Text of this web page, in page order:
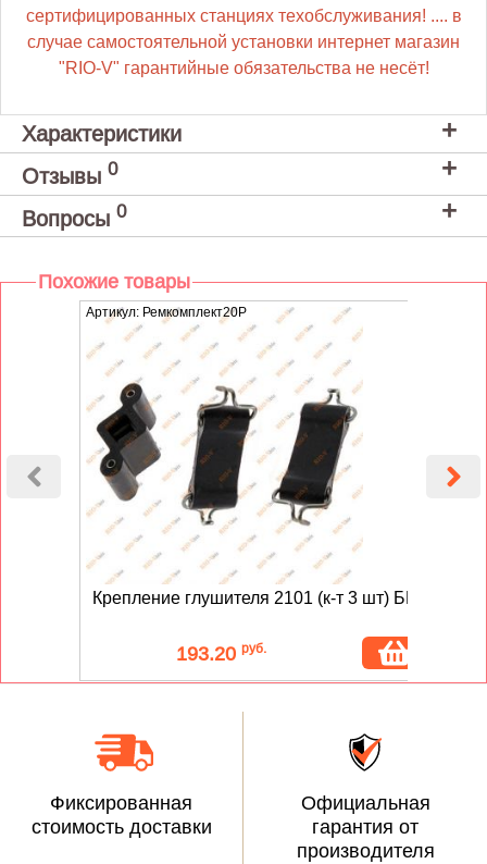
сертифицированных станциях техобслуживания! .... в
случае самостоятельной установки интернет магазин
"RIO-V" гарантийные обязательства не несёт!
Характеристики
Отзывы 0
Вопросы 0
Похожие товары
Артикул: Ремкомплект20Р
Крепление глушителя 2101 (к-т 3 шт) БРТ
193.20 руб.
Фиксированная
стоимость доставки
Официальная
гарантия от
производителя